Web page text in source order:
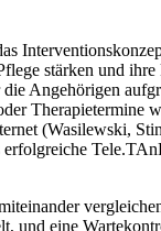
stärken und
Angehörigen
(Wasilewski,
und eine